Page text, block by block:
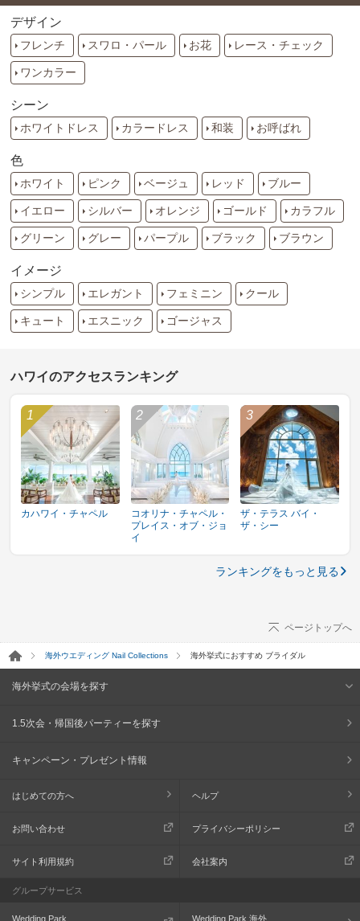
デザイン
フレンチ スワロ・パール お花 レース・チェック
ワンカラー
シーン
ホワイトドレス カラードレス 和装 お呼ばれ
色
ホワイト ピンク ベージュ レッド ブルー
イエロー シルバー オレンジ ゴールド カラフル
グリーン グレー パープル ブラック ブラウン
イメージ
シンプル エレガント フェミニン クール
キュート エスニック ゴージャス
ハワイのアクセスランキング
カハワイ・チャペル
コオリナ・チャペル・
プレイス・オブ・ジョ
イ
ザ・テラス バイ・
ザ・シー
ランキングをもっと見る
ページトップへ
海外ウエディング Nail Collections 海外挙式におすすめ ブライダル
海外挙式の会場を探す
1.5次会・帰国後パーティーを探す
キャンペーン・プレゼント情報
はじめての方へ ヘルプ
お問い合わせ プライバシーポリシー
サイト利用規約 会社案内
グループサービス
Wedding Park Wedding Park 海外